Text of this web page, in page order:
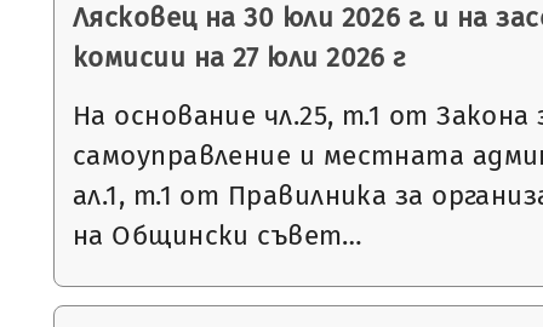
Лясковец на 30 юли 2026 г. и на
комисии на 27 юли 2026 г
На основание чл.25, т.1 от
самоуправление и местната
ал.1, т.1 от Правилника за
на Общински съвет…